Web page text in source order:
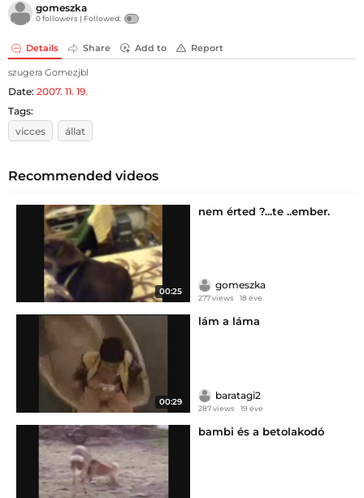
gomeszka
0 followers | Followed:
Details Share Add to Report
szugera Gomezjbl
Date: 2007. 11. 19.
Tags:
vicces
állat
Recommended videos
00:25
nem érted ?...te ..ember.
gomeszka
277 views 18 éve
00:29
lám a láma
baratagi2
287 views 19 éve
bambi és a betolakodó